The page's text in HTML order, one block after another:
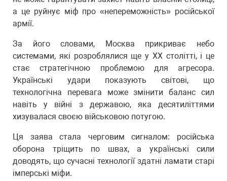
а це руйнує міф про «непереможність» російської
армії.
За його словами, Москва прикриває небо
системами, які розроблялися ще у ХХ столітті, і це
стає стратегічною проблемою для агресора.
Українські удари показують світові, що
технологічна перевага може змінити баланс сил
навіть у війні з державою, яка десятиліттями
хизувалася своєю військовою потугою.
Ця заява стала черговим сигналом: російська
оборона тріщить по швах, а українські сили
доводять, що сучасні технології здатні ламати старі
імперські міфи.